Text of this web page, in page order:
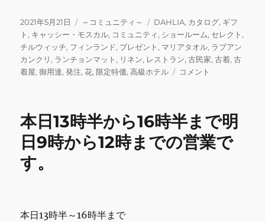
c
e
b
o
k
it
te
r
ai
l
e
m
bl
r
ai
l
投
稿
日:
2021年5月21日
カ
テ
ゴ
リ
ー
～コミュニティ～
タ
グ
DAHLIA, カタログ, ギフ
ト , キャッシー・モスカル, コミュニティ, ショールーム, セレクト ,
チルウィッチ, フィンランド, プレゼント , マリアタオル, ラプアン
カンクリ , ランチョンマット , リネン, レストラン,古民家,古着,古
着屋,御用達,発注,花,限定特価,高級ホテル
明
9
時
か
コメント
本日13時半から16時半まで明
日9時から12時までの営業で
す。
本日13時半～16時半まで